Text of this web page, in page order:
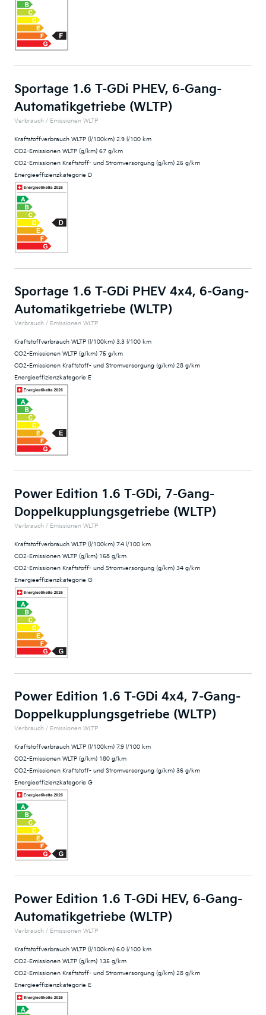
Sportage 1.6 T-GDi PHEV, 6-Gang-
Automatikgetriebe (WLTP)
Verbrauch / Emissionen WLTP
Kraftstoffverbrauch WLTP (l/100km) 2.9 l/100 km
CO2-Emissionen WLTP (g/km) 67 g/km
CO2-Emissionen Kraftstoff- und Stromversorgung (g/km) 25 g/km
Energieeffizienzkategorie D
Sportage 1.6 T-GDi PHEV 4x4, 6-Gang-
Automatikgetriebe (WLTP)
Verbrauch / Emissionen WLTP
Kraftstoffverbrauch WLTP (l/100km) 3.3 l/100 km
CO2-Emissionen WLTP (g/km) 75 g/km
CO2-Emissionen Kraftstoff- und Stromversorgung (g/km) 28 g/km
Energieeffizienzkategorie E
Power Edition 1.6 T-GDi, 7-Gang-
Doppelkupplungsgetriebe (WLTP)
Verbrauch / Emissionen WLTP
Kraftstoffverbrauch WLTP (l/100km) 7.4 l/100 km
CO2-Emissionen WLTP (g/km) 168 g/km
CO2-Emissionen Kraftstoff- und Stromversorgung (g/km) 34 g/km
Energieeffizienzkategorie G
Power Edition 1.6 T-GDi 4x4, 7-Gang-
Doppelkupplungsgetriebe (WLTP)
Verbrauch / Emissionen WLTP
Kraftstoffverbrauch WLTP (l/100km) 7.9 l/100 km
CO2-Emissionen WLTP (g/km) 180 g/km
CO2-Emissionen Kraftstoff- und Stromversorgung (g/km) 36 g/km
Energieeffizienzkategorie G
Power Edition 1.6 T-GDi HEV, 6-Gang-
Automatikgetriebe (WLTP)
Verbrauch / Emissionen WLTP
Kraftstoffverbrauch WLTP (l/100km) 6.0 l/100 km
CO2-Emissionen WLTP (g/km) 135 g/km
CO2-Emissionen Kraftstoff- und Stromversorgung (g/km) 28 g/km
Energieeffizienzkategorie E